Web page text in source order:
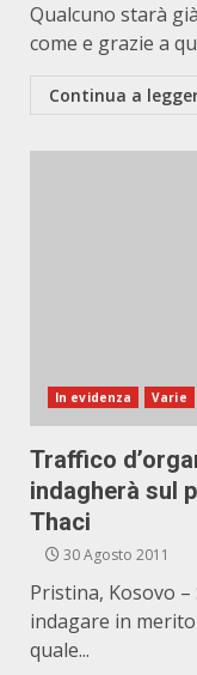
Qualcuno starà
come e grazie a
Continua a
In evidenza Varie
Traffico
indagherà sul
Thaci
30 Agosto 2011
Pristina, Kosovo
indagare in
quale...